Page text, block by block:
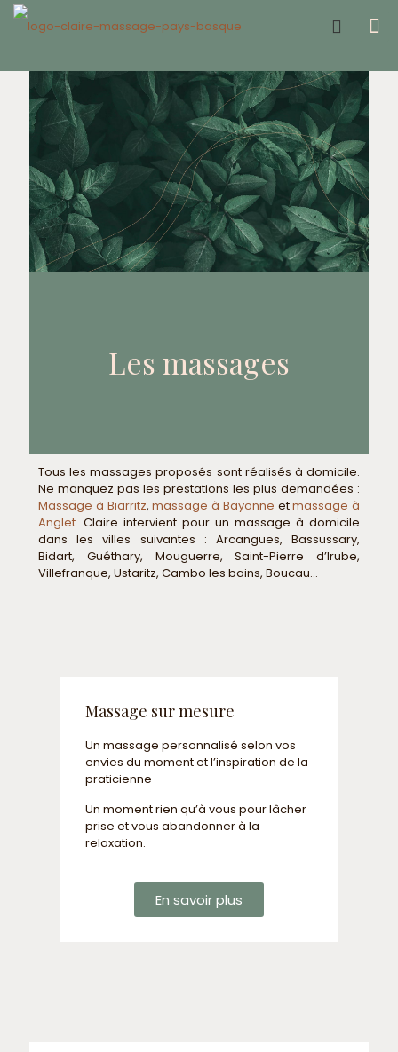
Les massages
Tous les massages proposés sont réalisés à domicile.
Ne manquez pas les prestations les plus demandées :
Massage à Biarritz,massage à Bayonne etmassage à
Anglet. Claire intervient pour un massage à domicile
dans les villes suivantes : Arcangues, Bassussary,
Bidart, Guéthary, Mouguerre, Saint-Pierre d’Irube,
Villefranque, Ustaritz, Cambo les bains, Boucau…
Massage sur mesure
Un massage personnalisé selon vos
envies du moment et l’inspiration de la
praticienne
Un moment rien qu’à vous pour lâcher
prise et vous abandonner à la
relaxation.
En savoir plus
Offrir un bon cadeau ❤️